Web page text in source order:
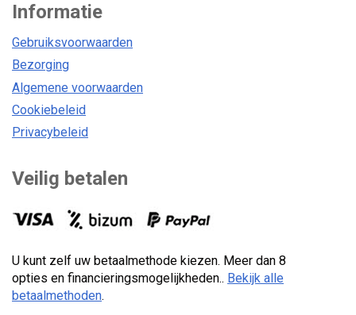
Informatie
Gebruiksvoorwaarden
Bezorging
Algemene voorwaarden
Cookiebeleid
Privacybeleid
Veilig betalen
U kunt zelf uw betaalmethode kiezen. Meer dan 8
opties en financieringsmogelijkheden.. Bekijk alle
betaalmethoden.